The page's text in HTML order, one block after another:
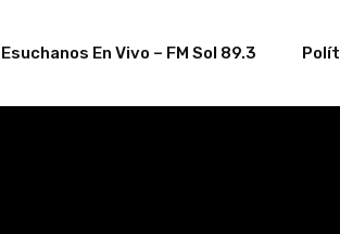
Esuchanos En Vivo – FM Sol 89.3